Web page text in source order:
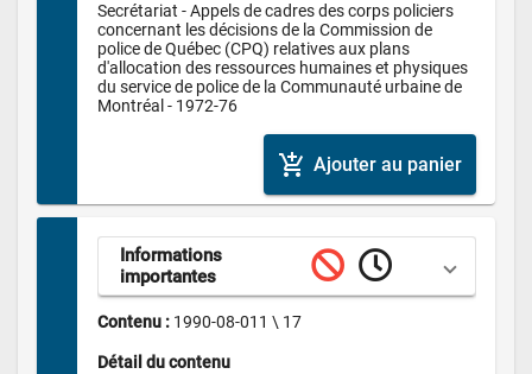
Secrétariat - Appels de cadres des corps policiers
concernant les décisions de la Commission de
police de Québec (CPQ) relatives aux plans
d'allocation des ressources humaines et physiques
du service de police de la Communauté urbaine de
Montréal - 1972-76
add_shopping_cart Ajouter au panier
Informations
importantes
Contenu : 1990-08-011 \ 17
Détail du contenu